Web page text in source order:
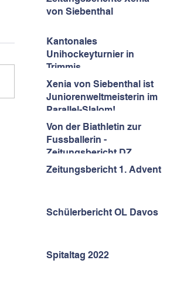
von Siebenthal
Kantonales
Unihockeyturnier in
Trimmis
Xenia von Siebenthal ist
Juniorenweltmeisterin im
Parallel-Slalom!
Von der Biathletin zur
Fussballerin -
Zeitungsbericht DZ
30.12.2022
Zeitungsbericht 1. Advent
Schülerbericht OL Davos
Spitaltag 2022